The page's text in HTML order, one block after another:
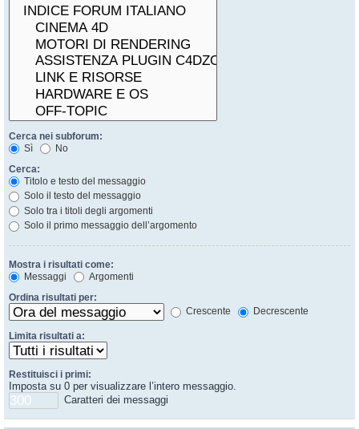
Cerca nei subforum:
Sì
No
Cerca:
Titolo e testo del messaggio
Solo il testo del messaggio
Solo tra i titoli degli argomenti
Solo il primo messaggio dell’argomento
Mostra i risultati come:
Messaggi
Argomenti
Ordina risultati per:
Crescente
Decrescente
Limita risultati a:
Restituisci i primi:
Imposta su 0 per visualizzare l’intero messaggio.
Caratteri dei messaggi